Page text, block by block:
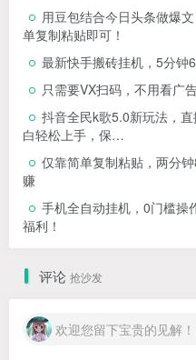
用豆包结合今日头条做爆
单复制粘贴即可！
最新快手搬砖挂机，5分钟
只需要VX扫码，不用看广
抖音全民k歌5.0新玩法，
白轻松上手，保…
仅靠简单复制粘贴，两分
赚
手机全自动挂机，0门槛操
福利！
评论 抢沙发
欢迎您留下宝贵的见解！